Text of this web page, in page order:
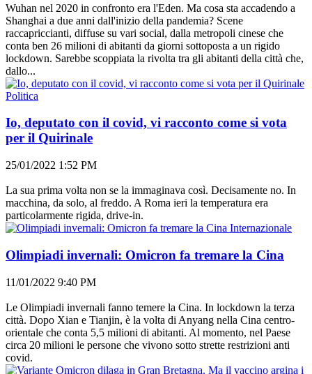
Wuhan nel 2020 in confronto era l'Eden. Ma cosa sta accadendo a
Shanghai a due anni dall'inizio della pandemia? Scene
raccapriccianti, diffuse su vari social, dalla metropoli cinese che
conta ben 26 milioni di abitanti da giorni sottoposta a un rigido
lockdown. Sarebbe scoppiata la rivolta tra gli abitanti della città che,
dallo...
Politica
Io, deputato con il covid, vi racconto come si vota
per il Quirinale
25/01/2022 1:52 PM
La sua prima volta non se la immaginava così. Decisamente no. In
macchina, da solo, al freddo. A Roma ieri la temperatura era
particolarmente rigida, drive-in.
Internazionale
Olimpiadi invernali: Omicron fa tremare la Cina
11/01/2022 9:40 PM
Le Olimpiadi invernali fanno temere la Cina. In lockdown la terza
città. Dopo Xian e Tianjin, è la volta di Anyang nella Cina centro-
orientale che conta 5,5 milioni di abitanti. Al momento, nel Paese
circa 20 milioni le persone che vivono sotto strette restrizioni anti
covid.